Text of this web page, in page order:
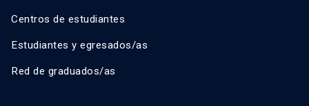
Centros de estudiantes
Estudiantes y egresados/as
Red de graduados/as